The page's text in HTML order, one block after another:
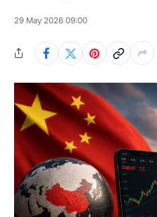
29 May 2026 09:00